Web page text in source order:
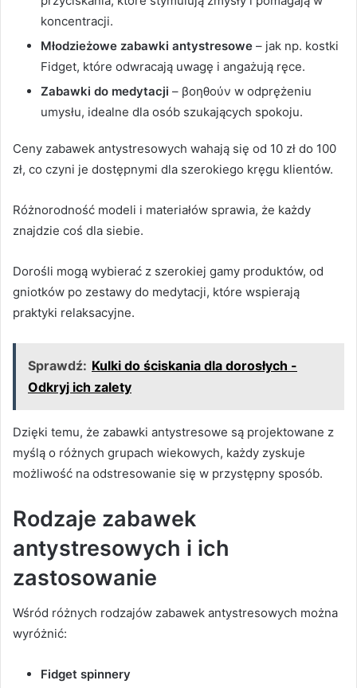
koncentracji.
Młodzieżowe zabawki antystresowe – jak np. kostki
Fidget, które odwracają uwagę i angażują ręce.
Zabawki do medytacji – βοηθούν w odprężeniu
umysłu, idealne dla osób szukających spokoju.
Ceny zabawek antystresowych wahają się od 10 zł do 100
zł, co czyni je dostępnymi dla szerokiego kręgu klientów.
Różnorodność modeli i materiałów sprawia, że każdy
znajdzie coś dla siebie.
Dorośli mogą wybierać z szerokiej gamy produktów, od
gniotków po zestawy do medytacji, które wspierają
praktyki relaksacyjne.
Sprawdź: Kulki do ściskania dla dorosłych -
Odkryj ich zalety
Dzięki temu, że zabawki antystresowe są projektowane z
myślą o różnych grupach wiekowych, każdy zyskuje
możliwość na odstresowanie się w przystępny sposób.
Rodzaje zabawek
antystresowych i ich
zastosowanie
Wśród różnych rodzajów zabawek antystresowych można
wyróżnić:
Fidget spinnery